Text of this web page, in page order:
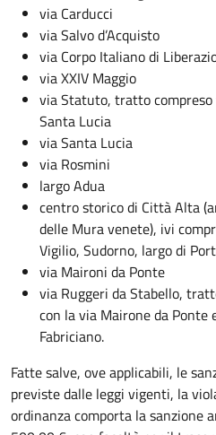
via Carducci
via Salvo d’Acquisto
via Corpo Italiano di
via XXIV Maggio
via Statuto, tratto compreso
Santa Lucia
via Santa Lucia
via Rosmini
largo Adua
centro storico di Città Alta
delle Mura venete), ivi
Vigilio, Sudorno, largo di
via Maironi da Ponte
via Ruggeri da Stabello,
con la via Mairone da Ponte
Fabriciano.
Fatte salve, ove applicabili, le
previste dalle leggi vigenti, la
ordinanza comporta la sanzione